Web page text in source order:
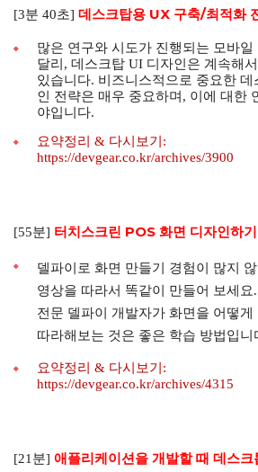
[3분 40초] 데스크탑용 UX 구축/최적화
많은 연구와 시도가 진행되는 모바
달리, 데스크탑 UI 디자인은 계속해
있습니다. 비즈니스적으로 중요한
인 전략은 매우 중요하며, 이에 대한
야입니다.
요약정리 & 다시보기:
https://devgear.co.kr/archives/3900
[55분] 터치스크린 POS 화면 디자인하기
델파이로 화면 만들기 경험이 많지
영상을 따라서 똑같이 만들어 보세요
전문 델파이 개발자가 화면을 어떻게
따라해보는 것은 좋은 학습 방법입니
요약정리 & 다시보기:
https://devgear.co.kr/archives/4315
[21분] 애플리케이션을 개발할 때 데스